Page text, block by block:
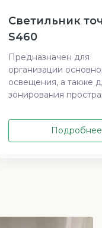
Светильник
S460
Предназначен для
организации
освещения, а также
зонирования
Подробнее